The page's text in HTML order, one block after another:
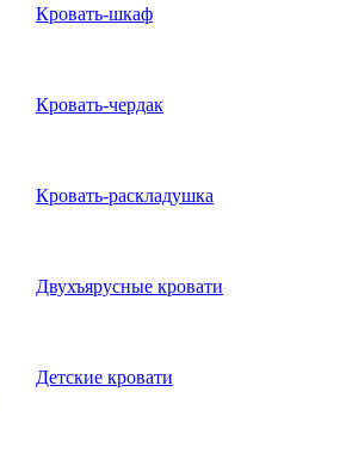
Кровать-шкаф
Кровать-чердак
Кровать-раскладушка
Двухъярусные кровати
Детские кровати